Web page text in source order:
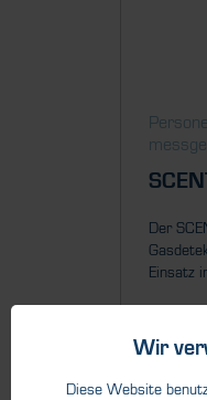
Der
Einsatz
* inkl.
Wir
Diese Website